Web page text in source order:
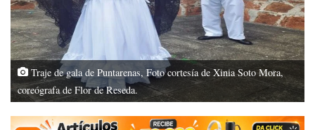
Traje de gala de Puntarenas, Foto cortesía de Xinia Soto Mora,
coreógrafa de Flor de Reseda.